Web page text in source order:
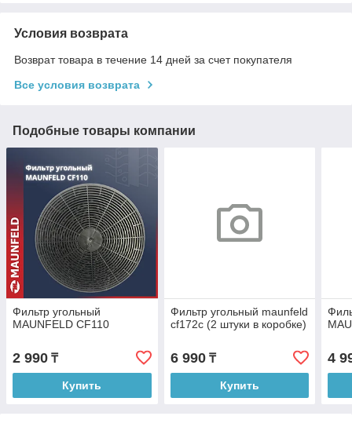
Условия возврата
Возврат товара в течение 14 дней за счет покупателя
Все условия возврата
Подобные товары компании
Фильтр угольный
MAUNFELD CF110
2 990 ₸
Купить
Фильтр угольный maunfeld
cf172c (2 штуки в коробке)
6 990₸
Купить
4